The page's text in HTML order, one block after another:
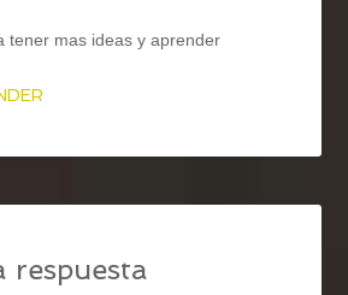
tener mas ideas y aprender
respuesta